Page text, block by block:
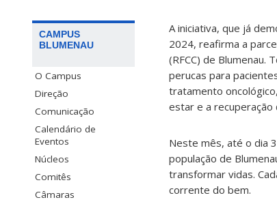
CAMPUS
BLUMENAU
O Campus
Direção
Comunicação
Calendário de
Eventos
Núcleos
Comitês
Câmaras
A iniciativa, que já
2024, reafirma a
(RFCC) de Blumenau.
perucas para
tratamento
estar e a recuperação
Neste mês, até o dia
população de
transformar vidas.
corrente do bem.